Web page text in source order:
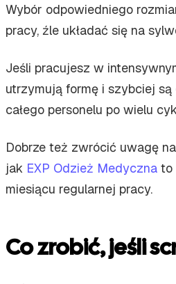
Wybór odpowiedniego
pracy, źle układać się na
Jeśli pracujesz w
utrzymują formę i szybciej
całego personelu po wielu
Dobrze też zwrócić uwagę na
jak EXP Odzież Medyczna to
miesiącu regularnej pracy.
Co zrobić, jeśli